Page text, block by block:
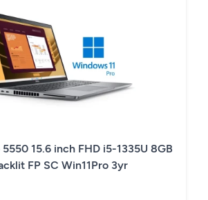
5550 15.6 inch FHD i5-1335U 8GB
FP SC Win11Pro 3yr